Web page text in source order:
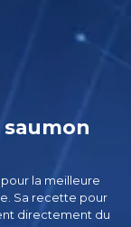
la meilleure
Sa recette pour
directement du